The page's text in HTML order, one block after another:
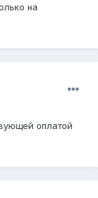
на
оплатой